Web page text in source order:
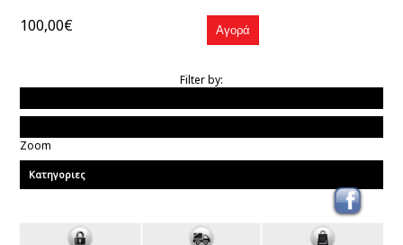
100,00€
Filter by:
Zoom
Κατηγοριες